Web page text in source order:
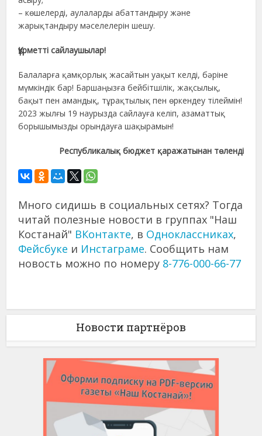
– көшелерді, аулаларды абаттандыру және
жарықтандыру мәселелерін шешу.
Құрметті сайлаушылар!
Балаларға қамқорлық жасайтын уақыт келді, бәріне
мүмкіндік бар! Баршаңызға бейбітшілік, жақсылық,
бақыт пен амандық, тұрақтылық пен өркендеу тілеймін!
2023 жылғы 19 наурызда сайлауға келіп, азаматтық
борышымызды орындауға шақырамын!
Республикалық бюджет қаражатынан төленді
Много сидишь в социальных сетях? Тогда
читай полезные новости в группах "Наш
Костанай" ВКонтакте, в Одноклассниках,
Фейсбуке и Инстаграме. Сообщить нам
новость можно по номеру 8-776-000-66-77
Новости партнёров